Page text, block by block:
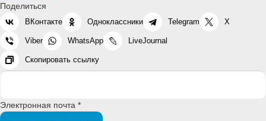
Поделиться
ВКонтакте Одноклассники Telegram X
Viber WhatsApp LiveJournal
Скопировать ссылку
Электронная почта *